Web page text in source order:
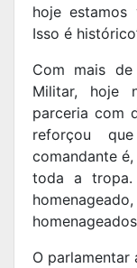
hoje estamos
Isso é
Com mais
Militar, hoje
parceria com
reforçou
comandante
toda a tropa.
O parlamentar